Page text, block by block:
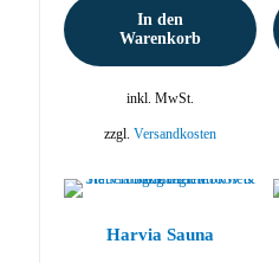
In den
Warenkorb
inkl. MwSt.
zzgl. Versandkosten
Harvia Sauna